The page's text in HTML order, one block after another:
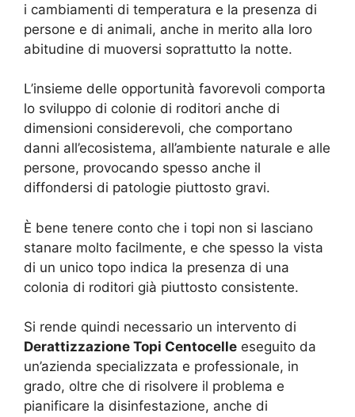
i cambiamenti di temperatura e la presenza di
persone e di animali, anche in merito alla loro
abitudine di muoversi soprattutto la notte.
L’insieme delle opportunità favorevoli comporta
lo sviluppo di colonie di roditori anche di
dimensioni considerevoli, che comportano
danni all’ecosistema, all’ambiente naturale e alle
persone, provocando spesso anche il
diffondersi di patologie piuttosto gravi.
È bene tenere conto che i topi non si lasciano
stanare molto facilmente, e che spesso la vista
di un unico topo indica la presenza di una
colonia di roditori già piuttosto consistente.
Si rende quindi necessario un intervento di
Derattizzazione Topi Centocelle eseguito da
un’azienda specializzata e professionale, in
grado, oltre che di risolvere il problema e
pianificare la disinfestazione, anche di